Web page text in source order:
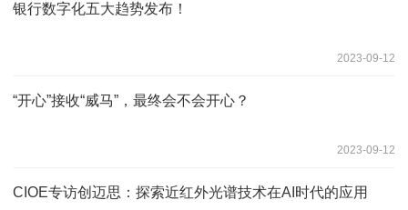
银行数字化五大趋势发布！
2023-09-12
“开心”接收“威马”，最终会不会开心？
2023-09-12
CIOE专访创迈思：探索近红外光谱技术在AI时代的应用